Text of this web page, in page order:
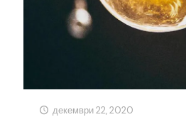
декември 22, 2020